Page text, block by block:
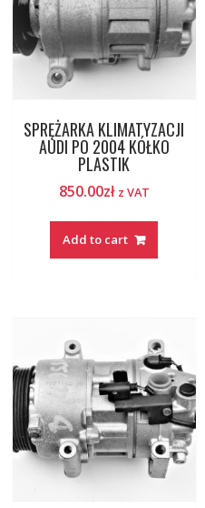
SPRĘŻARKA KLIMATYZACJI
AUDI PO 2004 KÓŁKO
PLASTIK
850.00zł z VAT
Add to cart